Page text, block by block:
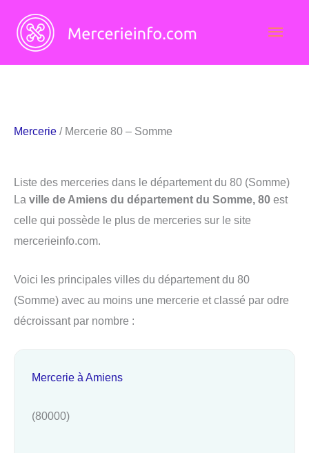
contenu
Mercerie / Mercerie 80 – Somme
Liste des merceries dans le département du 80 (Somme)
La ville de Amiens du département du Somme, 80 est
celle qui possède le plus de merceries sur le site
mercerieinfo.com.
Voici les principales villes du département du 80
(Somme) avec au moins une mercerie et classé par odre
décroissant par nombre :
Mercerie à Amiens
(80000)